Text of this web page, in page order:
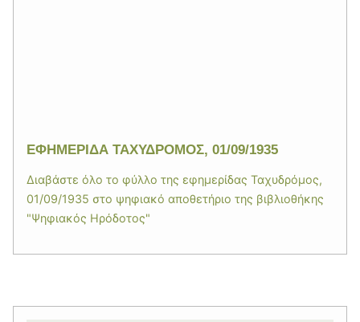
ΕΦΗΜΕΡΙΔΑ ΤΑΧΥΔΡΟΜΟΣ, 01/09/1935
Διαβάστε όλο το φύλλο της εφημερίδας Ταχυδρόμος,
01/09/1935 στο ψηφιακό αποθετήριο της βιβλιοθήκης
"Ψηφιακός Ηρόδοτος"